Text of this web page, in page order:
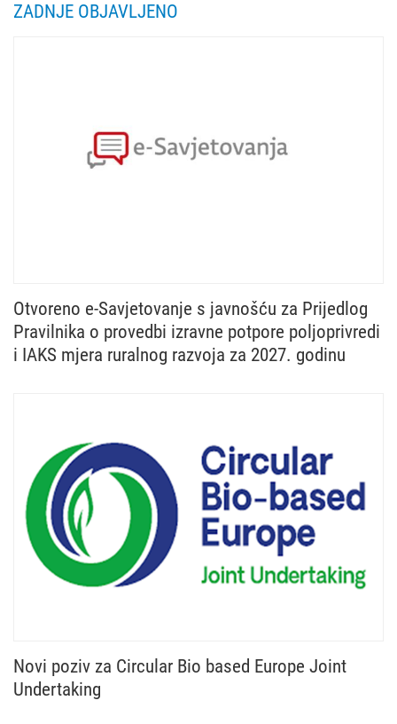
ZADNJE OBJAVLJENO
Otvoreno e-Savjetovanje s javnošću za Prijedlog
Pravilnika o provedbi izravne potpore poljoprivredi
i IAKS mjera ruralnog razvoja za 2027. godinu
Novi poziv za Circular Bio based Europe Joint
Undertaking